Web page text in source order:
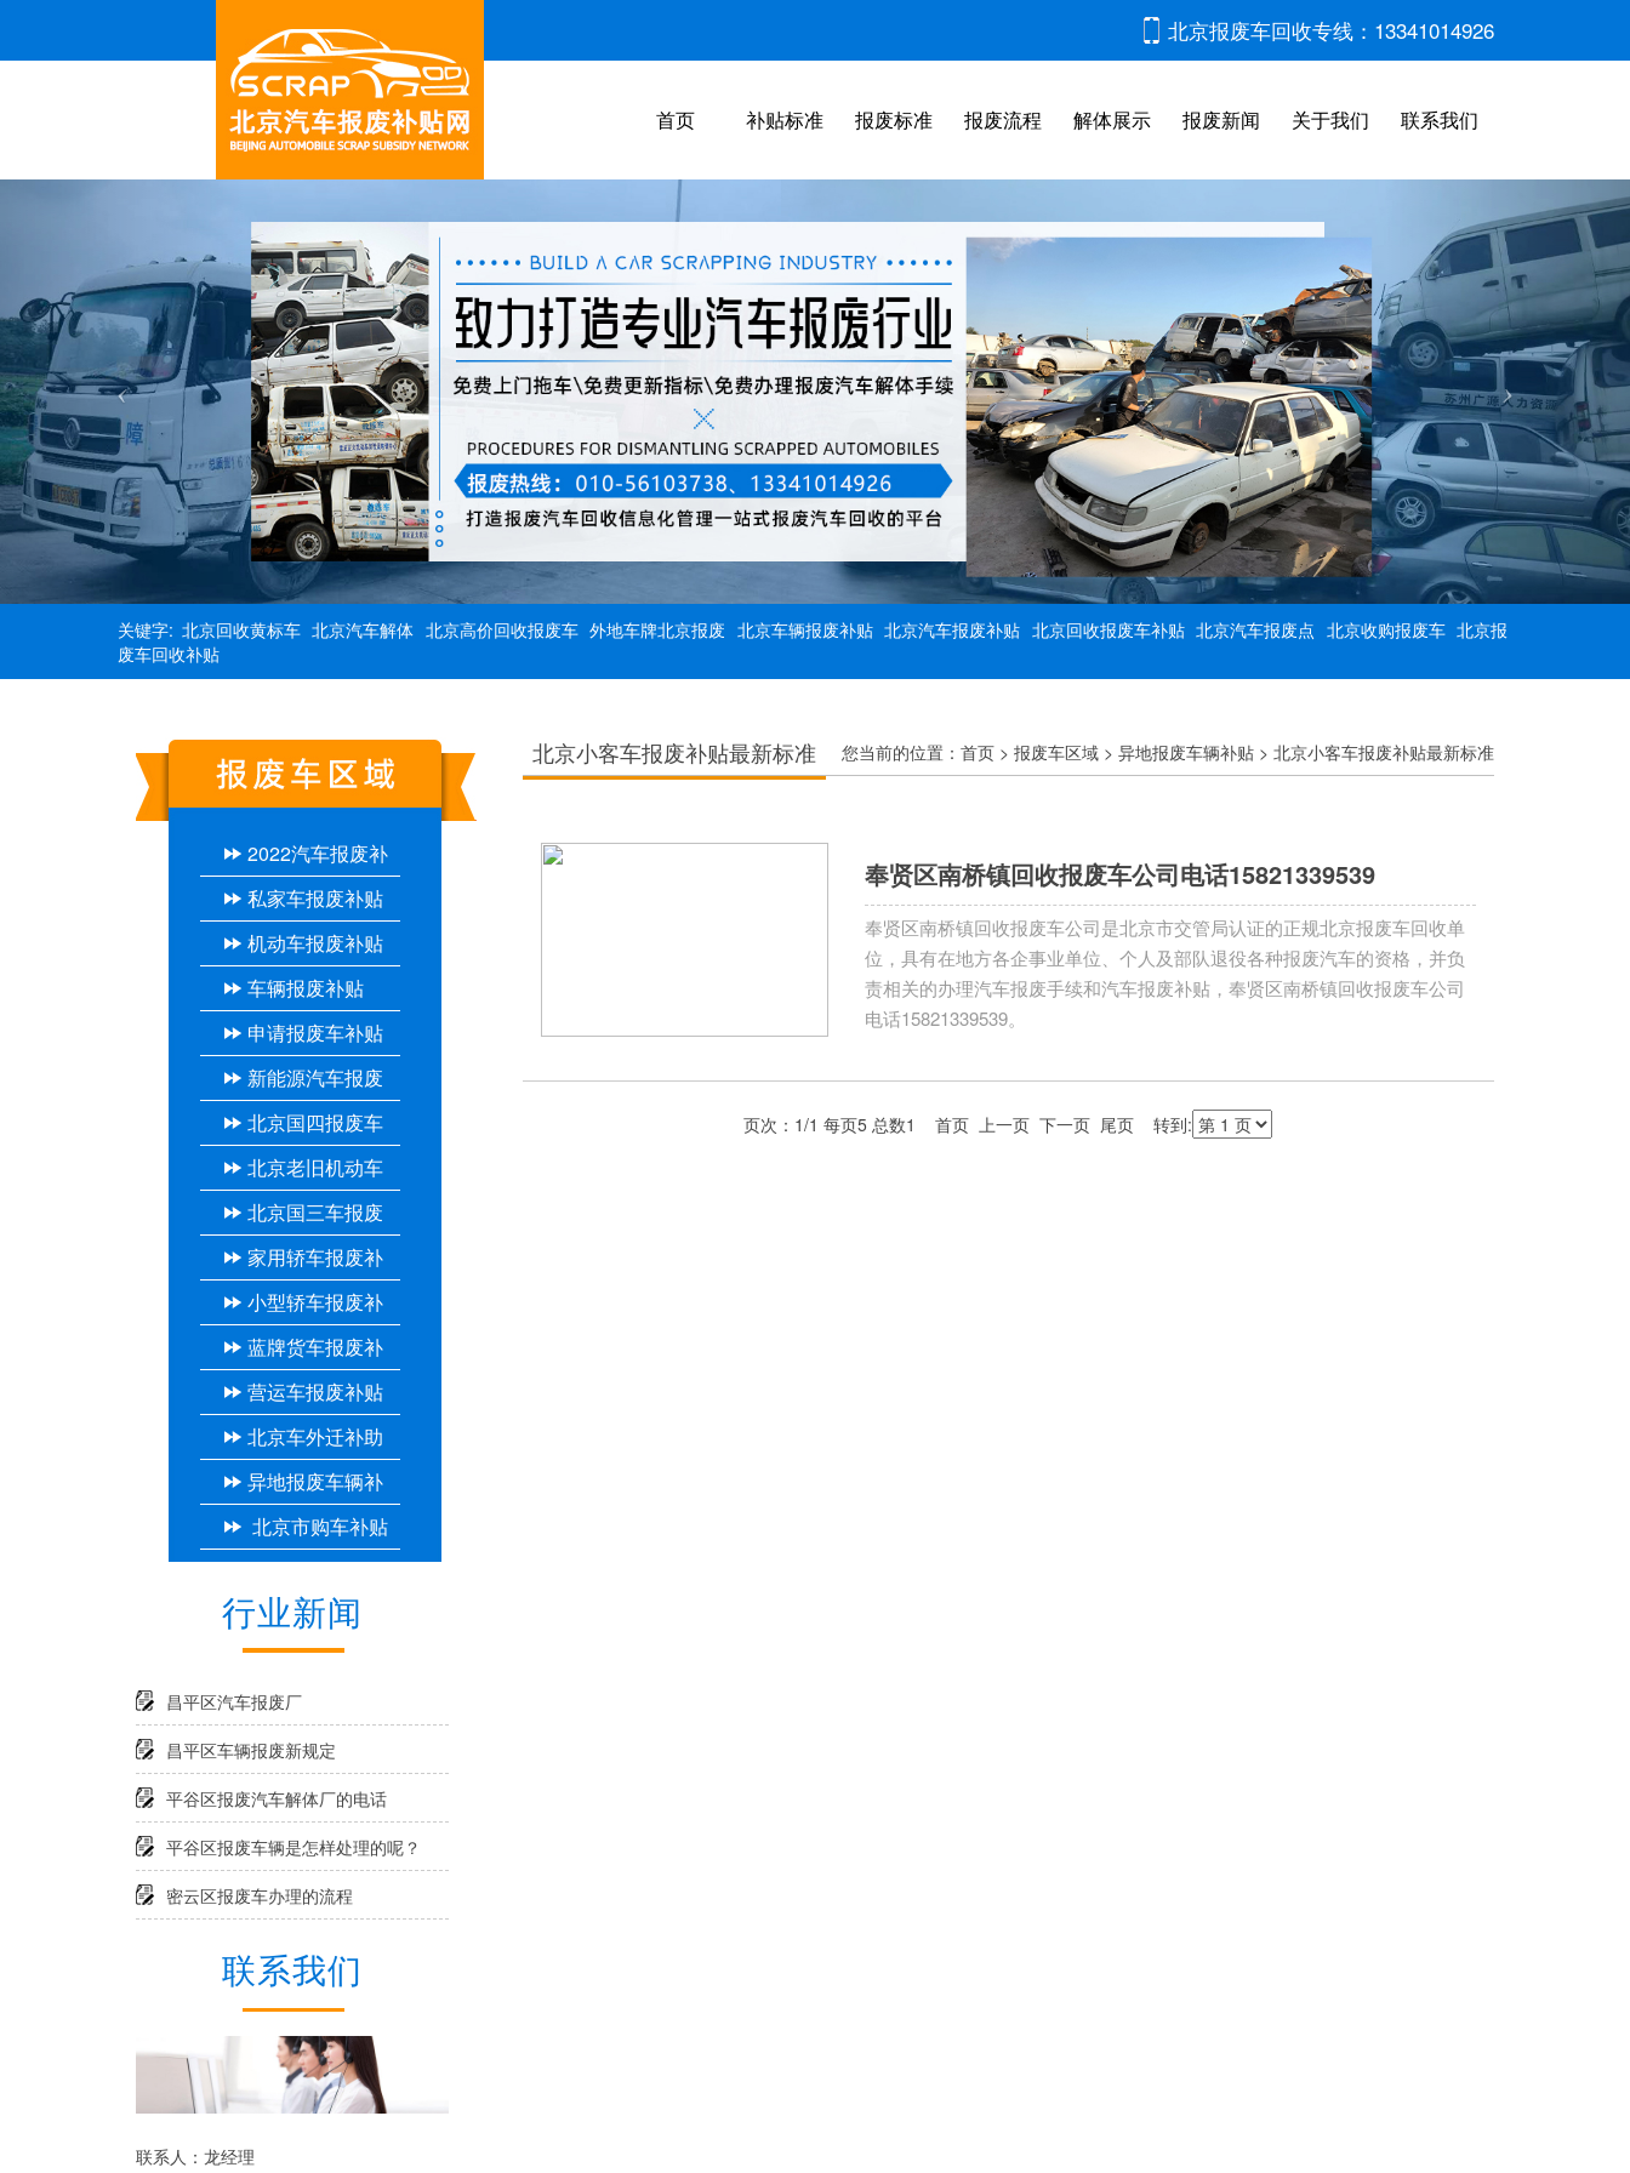
北京报废车回收专线：13341014926
首页 补贴标准 报废标准 报废流程 解体展示 报废新闻 关于我们 联系我们
关键字: 北京回收黄标车 北京汽车解体 北京高价回收报废车 外地车牌北京报废 北京车辆报废补贴 北京汽车报废补贴 北京回收报废车补贴 北京汽车报废点 北京收购报废车 北京报
废车回收补贴
2022汽车报废补
贴 私家车报废补贴
机动车报废补贴
车辆报废补贴
申请报废车补贴
流程新能源汽车报废
补贴北京国四报废车
补贴北京老旧机动车
报废补贴
北京国三车报废
补贴家用轿车报废补
贴 小型轿车报废补
贴 蓝牌货车报废补
贴 营运车报废补贴
北京车外迁补助
多少钱
异地报废车辆补
贴 北京市购车补贴
行业新闻
昌平区汽车报废厂
昌平区车辆报废新规定
平谷区报废汽车解体厂的电话
平谷区报废车辆是怎样处理的呢？
密云区报废车办理的流程
联系我们
联系人：龙经理
北京小客车报废补贴最新标准 您当前的位置： 首页 > 报废车区域 > 异地报废车辆补贴 > 北京小客车报废补贴最新标准
奉贤区南桥镇回收报废车公司电话15821339539
奉贤区南桥镇回收报废车公司是北京市交管局认证的正规北京报废车回收单
位，具有在地方各企事业单位、个人及部队退役各种报废汽车的资格，并负
责相关的办理汽车报废手续和汽车报废补贴，奉贤区南桥镇回收报废车公司
电话15821339539。
页次：1/1 每页5 总数1 首页 上一页 下一页 尾页 转到: